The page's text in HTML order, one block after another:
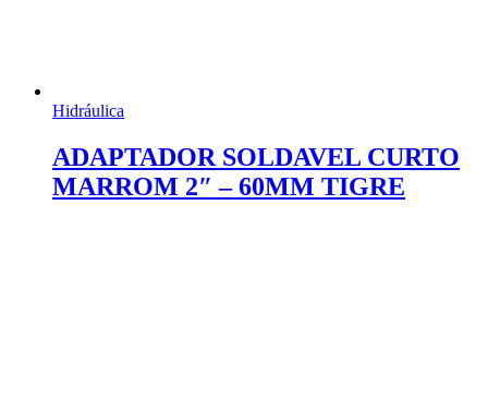
Hidráulica
ADAPTADOR SOLDAVEL CURTO
MARROM 2″ – 60MM TIGRE